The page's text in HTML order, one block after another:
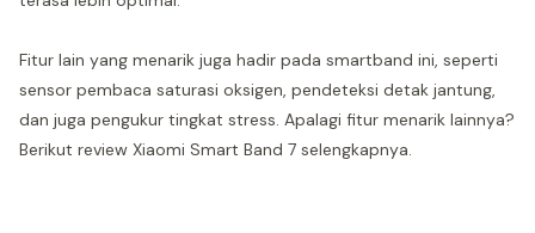
Fitur lain yang menarik juga hadir pada smartband ini, seperti
sensor pembaca saturasi oksigen, pendeteksi detak jantung,
dan juga pengukur tingkat stress. Apalagi fitur menarik lainnya?
Berikut review Xiaomi Smart Band 7 selengkapnya.